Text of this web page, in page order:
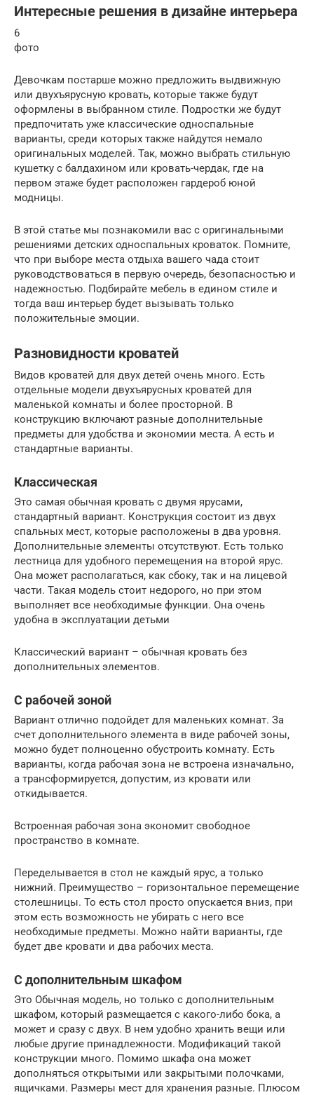
Интересные решения в дизайне интерьера
6
фото
Девочкам постарше можно предложить выдвижную
или двухъярусную кровать, которые также будут
оформлены в выбранном стиле. Подростки же будут
предпочитать уже классические односпальные
варианты, среди которых также найдутся немало
оригинальных моделей. Так, можно выбрать стильную
кушетку с балдахином или кровать-чердак, где на
первом этаже будет расположен гардероб юной
модницы.
В этой статье мы познакомили вас с оригинальными
решениями детских односпальных кроваток. Помните,
что при выборе места отдыха вашего чада стоит
руководствоваться в первую очередь, безопасностью и
надежностью. Подбирайте мебель в едином стиле и
тогда ваш интерьер будет вызывать только
положительные эмоции.
Разновидности кроватей
Видов кроватей для двух детей очень много. Есть
отдельные модели двухъярусных кроватей для
маленькой комнаты и более просторной. В
конструкцию включают разные дополнительные
предметы для удобства и экономии места. А есть и
стандартные варианты.
Классическая
Это самая обычная кровать с двумя ярусами,
стандартный вариант. Конструкция состоит из двух
спальных мест, которые расположены в два уровня.
Дополнительные элементы отсутствуют. Есть только
лестница для удобного перемещения на второй ярус.
Она может располагаться, как сбоку, так и на лицевой
части. Такая модель стоит недорого, но при этом
выполняет все необходимые функции. Она очень
удобна в эксплуатации детьми
Классический вариант – обычная кровать без
дополнительных элементов.
С рабочей зоной
Вариант отлично подойдет для маленьких комнат. За
счет дополнительного элемента в виде рабочей зоны,
можно будет полноценно обустроить комнату. Есть
варианты, когда рабочая зона не встроена изначально,
а трансформируется, допустим, из кровати или
откидывается.
Встроенная рабочая зона экономит свободное
пространство в комнате.
Переделывается в стол не каждый ярус, а только
нижний. Преимущество – горизонтальное перемещение
столешницы. То есть стол просто опускается вниз, при
этом есть возможность не убирать с него все
необходимые предметы. Можно найти варианты, где
будет две кровати и два рабочих места.
С дополнительным шкафом
Это Обычная модель, но только с дополнительным
шкафом, который размещается с какого-либо бока, а
может и сразу с двух. В нем удобно хранить вещи или
любые другие принадлежности. Модификаций такой
конструкции много. Помимо шкафа она может
дополняться открытыми или закрытыми полочками,
ящичками. Размеры мест для хранения разные. Плюсом